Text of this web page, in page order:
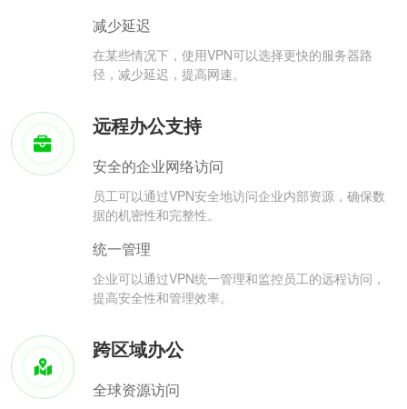
减少延迟
在某些情况下，使用VPN可以选择更快的服务器路
径，减少延迟，提高网速。
远程办公支持
安全的企业网络访问
员工可以通过VPN安全地访问企业内部资源，确保数
据的机密性和完整性。
统一管理
企业可以通过VPN统一管理和监控员工的远程访问，
提高安全性和管理效率。
跨区域办公
全球资源访问